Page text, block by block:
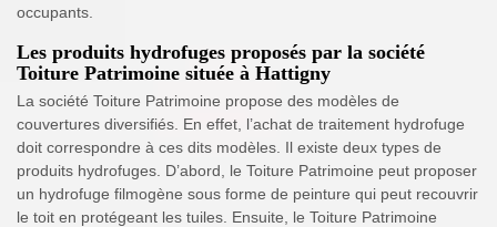
occupants.
Les produits hydrofuges proposés par la société
Toiture Patrimoine située à Hattigny
La société Toiture Patrimoine propose des modèles de
couvertures diversifiés. En effet, l’achat de traitement hydrofuge
doit correspondre à ces dits modèles. Il existe deux types de
produits hydrofuges. D’abord, le Toiture Patrimoine peut proposer
un hydrofuge filmogène sous forme de peinture qui peut recouvrir
le toit en protégeant les tuiles. Ensuite, le Toiture Patrimoine